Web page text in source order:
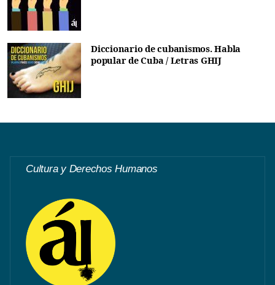
Diccionario de cubanismos. Habla
popular de Cuba / Letras GHIJ
Cultura y Derechos Humanos